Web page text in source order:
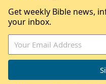
Get weekly Bible news,
your inbox.